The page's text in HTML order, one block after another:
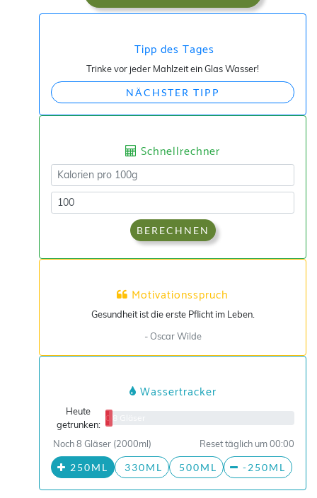
Tipp des Tages
Trinke vor jeder Mahlzeit ein Glas Wasser!
NÄCHSTER TIPP
Schnellrechner
BERECHNEN
Motivationsspruch
Gesundheit ist die erste Pflicht im Leben.
- Oscar Wilde
Wassertracker
Heute
getrunken:
0/8 Gläser
Noch 8 Gläser (2000ml) Reset täglich um 00:00
250ML 330ML 500ML -250ML